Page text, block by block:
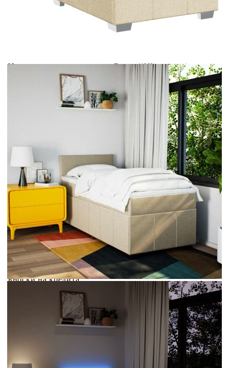
Безплатна доставка до адрес при плащане по банков път
Материал:
Текстил (100% полиестер)
80 x 200 x 5 см (Ш x Д x В)
55 см
DC 5 V
Материал за пълнеж:
Покет пружини, пяна
Твърдост:
Средна
Купи на изплащане
Credit calculator
Боксспринг легло с матрак, кремава, 80x200 см, плат
Please select credit institution
Цена на продукта: €289.00
Extraction of information from credit institutions
Предоставената таблица е с информационна цел.
Добавете продукта в количката си с бутона "Добави в
количката" и при поръчка ще можете да изберете броя
вноски на кредита.
Acest tabel are caracter informativ. Adăugați produsul în
coșul de cumpărături unde veți putea selecta detaliile
cererii de creditare.
Предоставената таблица е с информационна цел.
Добавете продукта в количката си с бутона "Добави в
количката" и при поръчка ще можете да изберете броя